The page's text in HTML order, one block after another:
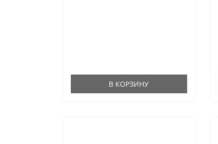
В КОРЗИНУ